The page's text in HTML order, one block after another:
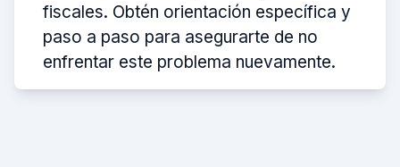
fiscales. Obtén orientación específica y
paso a paso para asegurarte de no
enfrentar este problema nuevamente.